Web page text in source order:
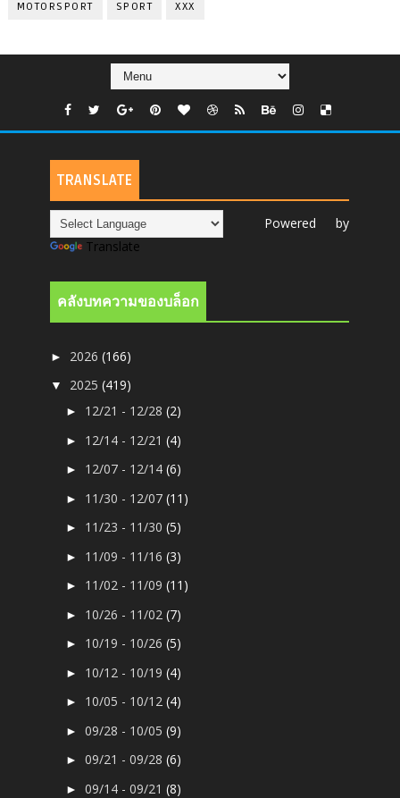
MOTORSPORT SPORT XXX
TRANSLATE
Powered by
Translate
คลังบทความของบล็อก
► 2026(166)
▼ 2025(419)
► 12/21 - 12/28(2)
► 12/14 - 12/21(4)
► 12/07 - 12/14(6)
► 11/30 - 12/07(11)
► 11/23 - 11/30(5)
► 11/09 - 11/16(3)
► 11/02 - 11/09(11)
► 10/26 - 11/02(7)
► 10/19 - 10/26(5)
► 10/12 - 10/19(4)
► 10/05 - 10/12(4)
►09/28 - 10/05(9)
►09/21 - 09/28(6)
►09/14 - 09/21(8)